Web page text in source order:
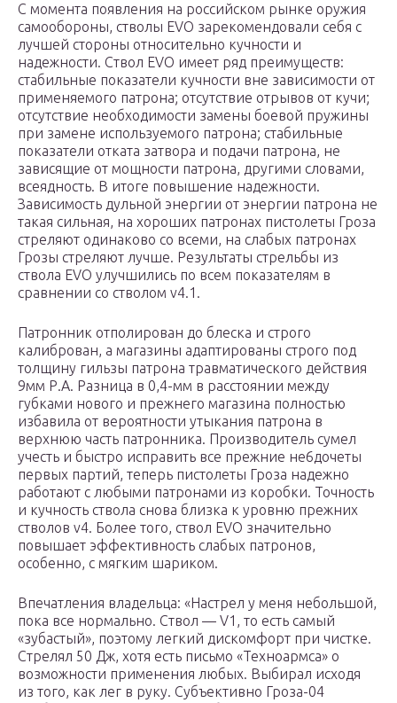
С момента появления на российском рынке оружия
самообороны, стволы EVO зарекомендовали себя с
лучшей стороны относительно кучности и
надежности. Ствол EVO имеет ряд преимуществ:
стабильные показатели кучности вне зависимости от
применяемого патрона; отсутствие отрывов от кучи;
отсутствие необходимости замены боевой пружины
при замене используемого патрона; стабильные
показатели отката затвора и подачи патрона, не
зависящие от мощности патрона, другими словами,
всеядность. В итоге повышение надежности.
Зависимость дульной энергии от энергии патрона не
такая сильная, на хороших патронах пистолеты Гроза
стреляют одинаково со всеми, на слабых патронах
Грозы стреляют лучше. Результаты стрельбы из
ствола EVO улучшились по всем показателям в
сравнении со стволом v4.1.
Патронник отполирован до блеска и строго
калиброван, а магазины адаптированы строго под
толщину гильзы патрона травматического действия
9мм Р.А. Разница в 0,4-мм в расстоянии между
губками нового и прежнего магазина полностью
избавила от вероятности утыкания патрона в
верхнюю часть патронника. Производитель сумел
учесть и быстро исправить все прежние не6дочеты
первых партий, теперь пистолеты Гроза надежно
работают с любыми патронами из коробки. Точность
и кучность ствола снова близка к уровню прежних
стволов v4. Более того, ствол EVO значительно
повышает эффективность слабых патронов,
особенно, с мягким шариком.
Впечатления владельца: «Настрел у меня небольшой,
пока все нормально. Ствол — V1, то есть самый
«зубастый», поэтому легкий дискомфорт при чистке.
Стрелял 50 Дж, хотя есть письмо «Техноармса» о
возможности применения любых. Выбирал исходя
из того, как лег в руку. Субъективно Гроза-04